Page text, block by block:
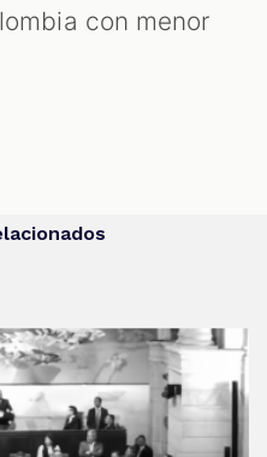
con menor